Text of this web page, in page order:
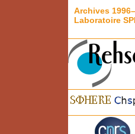
Archives
Laboratoire